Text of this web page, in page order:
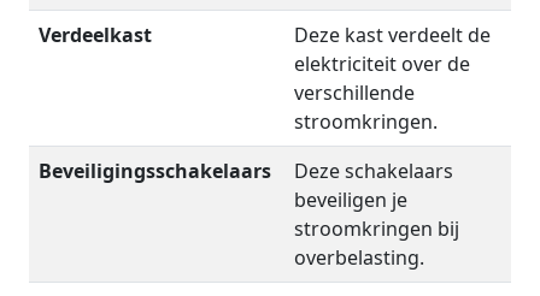
Verdeelkast
Deze kast verdeelt de
elektriciteit over de
verschillende
stroomkringen.
Beveiligingsschakelaars
Deze schakelaars
beveiligen je
stroomkringen bij
overbelasting.